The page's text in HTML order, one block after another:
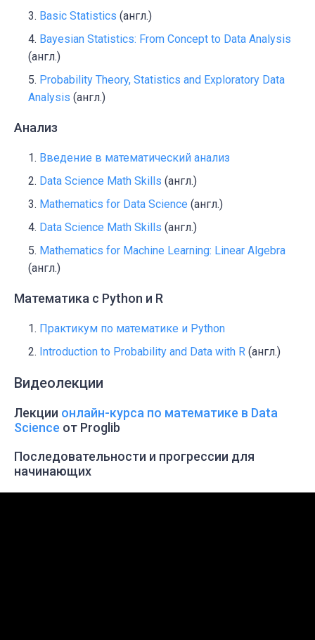
Basic Statistics (англ.)
Bayesian Statistics: From Concept to Data Analysis
(англ.)
Probability Theory, Statistics and Exploratory Data
Analysis (англ.)
Анализ
Введение в математический анализ
Data Science Math Skills (англ.)
Mathematics for Data Science (англ.)
Data Science Math Skills (англ.)
Mathematics for Machine Learning: Linear Algebra
(англ.)
Математика с Python и R
Практикум по математике и Python
Introduction to Probability and Data with R (англ.)
Видеолекции
Лекции онлайн-курса по математике в Data
Science от Proglib
Последовательности и прогрессии для
начинающих